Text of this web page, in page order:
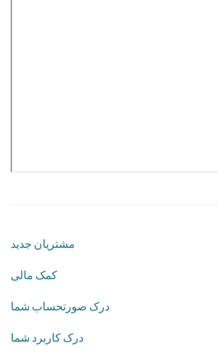
مشتریان جدید
کمک مالی
درک صورتحساب شما
درک کاربرد شما